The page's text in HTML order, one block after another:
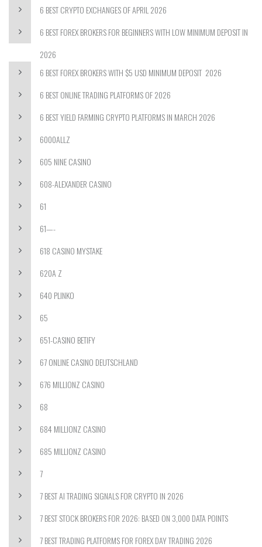
6 BEST CRYPTO EXCHANGES OF APRIL 2026
6 BEST FOREX BROKERS FOR BEGINNERS WITH LOW MINIMUM DEPOSIT IN
2026
6 BEST FOREX BROKERS WITH $5 USD MINIMUM DEPOSIT ️ 2026
6 BEST ONLINE TRADING PLATFORMS OF 2026
6 BEST YIELD FARMING CRYPTO PLATFORMS IN MARCH 2026
6000ALLZ
605 NINE CASINO
608-ALEXANDER CASINO
61
61—-
618 CASINO MYSTAKE
620A Z
640 PLINKO
65
651-CASINO BETIFY
67 ONLINE CASINO DEUTSCHLAND
676 MILLIONZ CASINO
68
684 MILLIONZ CASINO
685 MILLIONZ CASINO
7
7 BEST AI TRADING SIGNALS FOR CRYPTO IN 2026
7 BEST STOCK BROKERS FOR 2026: BASED ON 3,000 DATA POINTS
7 BEST TRADING PLATFORMS FOR FOREX DAY TRADING 2026